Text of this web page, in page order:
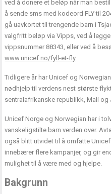
ved å donere et beløp når man
å sende sms med kodeord FLY til
gå uavkortet til trengende barn i
valgfritt beløp via Vipps, ved å legge
vippsnummer 88343, eller ved å
www.unicef.no/fyll-et-fly.
Tidligere år har Unicef og
nødhjelp til verdens nest største
sentralafrikanske republikk, Mali og
Unicef Norge og Norwegian har i
vanskeligstilte barn verden over.
også blitt utvidet til å omfatte
innebærer flere kampanjer, og gir
mulighet til å være med og hjelpe.
Bakgrunn